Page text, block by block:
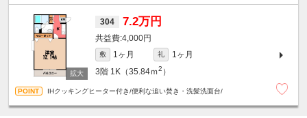
304 7.2万円
4,000円
敷 1ヶ月 礼
1ヶ月
3階 1K（35.84ｍ2 ）
IHクッキングヒーター付き/便利な追い焚き・洗髪洗面台/